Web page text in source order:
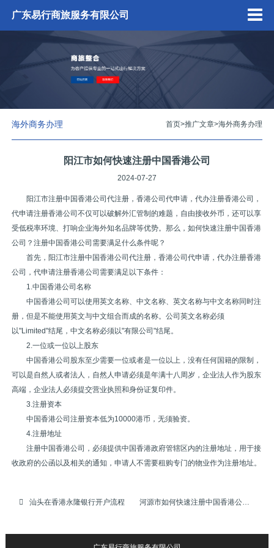
广东易行商旅服务有限公司
海外商务办理 首页>推广文章>海外商务办理
阳江市如何快速注册中国香港公司
2024-07-27
阳江市注册中国香港公司代注册，香港公司代申请，代办注册香港公司，
代申请注册香港公司不仅可以破解外汇管制的难题，自由接收外币，还可以享
受低税率环境、打响企业海外知名品牌等优势。那么，如何快速注册中国香港
公司？注册中国香港公司需要满足什么条件呢？
首先，阳江市注册中国香港公司代注册，香港公司代申请，代办注册香港
公司，代申请注册香港公司需要满足以下条件：
1.中国香港公司名称
中国香港公司可以使用英文名称、中文名称、英文名称与中文名称同时注
册，但是不能使用英文与中文组合而成的名称。公司英文名称必须
以"Limited"结尾，中文名称必须以"有限公司"结尾。
2.一位或一位以上股东
中国香港公司股东至少需要一位或者是一位以上，没有任何国籍的限制，
可以是自然人或者法人，自然人申请必须是年满十八周岁，企业法人作为股东
高端，企业法人必须提交营业执照和身份证复印件。
3.注册资本
中国香港公司注册资本低为10000港币，无须验资。
4.注册地址
注册中国香港公司，必须提供中国香港政府管辖区内的注册地址，用于接
收政府的公函以及相关的通知，申请人不需要租购专门的物业作为注册地址。
汕头在香港永隆银行开户流程 河源市如何快速注册中国香港公司